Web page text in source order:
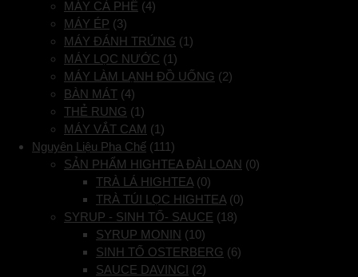
MÁY CÀ PHÊ (4)
MÁY ÉP (3)
MÁY ĐÁNH TRỨNG (1)
MÁY LỌC NƯỚC (1)
MÁY LÀM LẠNH ĐỒ UỐNG (2)
BÀN MÁT (4)
THẺ RUNG (1)
MÁY VẮT CAM (1)
Nguyên Liệu Pha Chế (111)
SẢN PHẨM HIGHTEA ĐÀI LOAN (0)
TRÀ LÁ HIGHTEA (0)
TRÀ TÚI LỌC HIGHTEA (0)
SYRUP - SINH TỐ- SAUCE (18)
SYRUP MONIN (10)
SINH TỐ OSTERBERG (6)
SAUCE DAVINCI (2)